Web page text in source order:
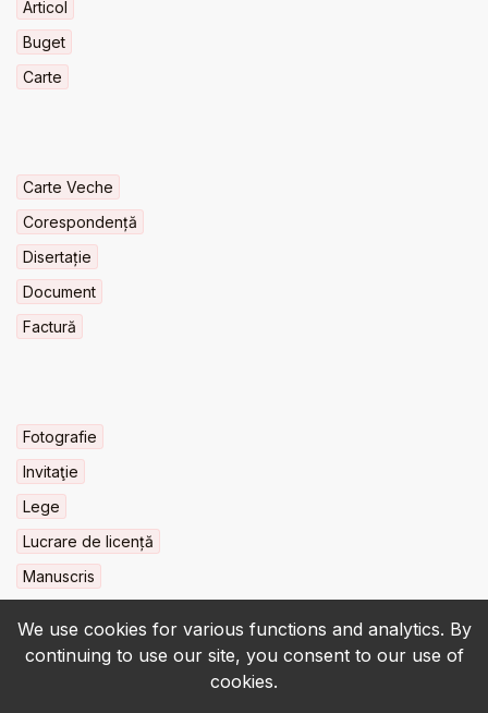
We use cookies for various functions and analytics. By
continuing to use our site, you consent to our use of
cookies.
Articol
Buget
Carte
Carte Veche
Corespondență
Disertație
Document
Factură
Fotografie
Invitaţie
Lege
Lucrare de licență
Manuscris